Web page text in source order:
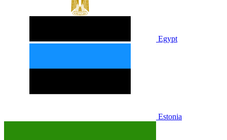
Egypt
Estonia